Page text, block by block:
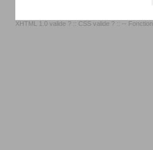
XHTML 1.0 valide ? :: CSS valide ? :: --